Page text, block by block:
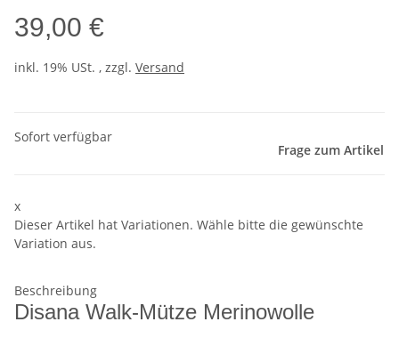
39,00 €
inkl. 19% USt. , zzgl. Versand
Sofort verfügbar
Frage zum Artikel
x
Dieser Artikel hat Variationen. Wähle bitte die gewünschte
Variation aus.
Beschreibung
Disana Walk-Mütze Merinowolle